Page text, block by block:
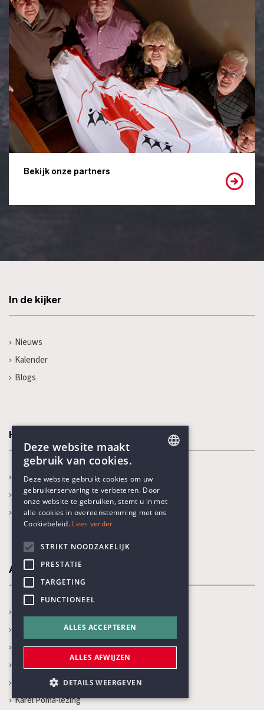
Bekijk onze partners
In de kijker
Nieuws
Kalender
Blogs
Humanisme
Ben ik humanist?
Wat is humanisme?
Onze thema's
Activiteiten
Recente activiteiten
Prijs Vrijzinnig Humanisme
Boekenprijs
Karel Poma-lezing
DUTCH
Deze website maakt
gebruik van cookies.
Deze website gebruikt cookies om uw
gebruikerservaring te verbeteren. Door
onze website te gebruiken, stemt u in met
alle cookies in overeenstemming met ons
Cookiebeleid. Lees verder
STRIKT NOODZAKELIJK
PRESTATIE
TARGETING
FUNCTIONEEL
ALLES ACCEPTEREN
ALLES AFWIJZEN
DETAILS WEERGEVEN